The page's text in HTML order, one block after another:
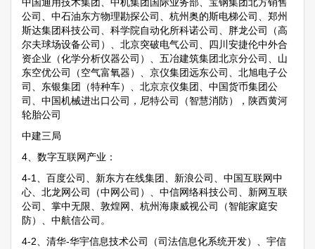
中国通用技术集团、中机集团国际业务部、宝钢集团北方销售
公司、中石油东方物理勘探公司、杭州奥的斯电梯公司、郑州
斯达集团科技公司、科学院自动化所科诺公司、胖龙公司（高
尔夫球场设备公司）、北京突破电气公司、四川安捷伦中外合
资企业（化学分析仪器公司）、五冶建筑集团北京分公司、山
东空优公司（空气富氧器）、京仪集团远东公司、北旭电子公
司、东银集团（特种车）、北京京仪集团、中国货币集团公
司、中国机械进出口公司，尼特公司（智慧消防），陕西黄河
轮胎公司
中建三局
4、数字互联网产业：
4-1、百度公司、新东方在线集团、新浪公司、中国互联网中
心、北龙网公司（中网公司）、中信网络科技公司、新网互联
公司、掌中无限、敦煌网、杭州海康威视公司（智能家庭安
防）、中航信公司。
4-2、清华-华宇信息技术公司（司法信息化系统开发）、宇信